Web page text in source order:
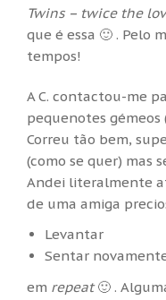
Twins – twice the
que é essa 🙂 . Pelo
tempos!
A C. contactou-me
pequenotes
Correu tão bem,
(como se quer) mas
Andei literalmente
de uma amiga
Levantar
Sentar
em repeat🙂 .